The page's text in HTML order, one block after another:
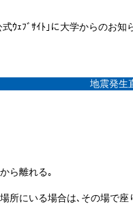
ｳｪﾌﾞｻｲﾄ｣に大学からのお知
地震発生
ら離れる｡
所にいる場合は､その場で座